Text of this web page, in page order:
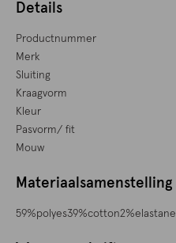
Details
Productnummer
Merk
Sluiting
Kraagvorm
Kleur
Pasvorm/ fit
Mouw
Materiaalsamenstelling
59%polyes39%cotton2%elastane